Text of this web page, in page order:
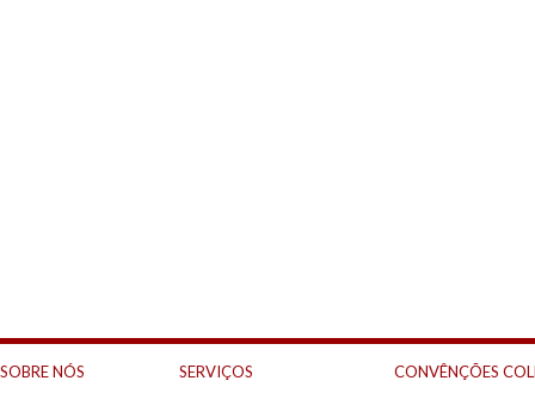
SOBRE NÓS
SERVIÇOS
CONVÊNÇÕES